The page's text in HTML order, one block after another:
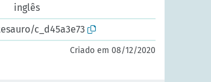
inglês
c_d45a3e73
Criado em 08/12/2020